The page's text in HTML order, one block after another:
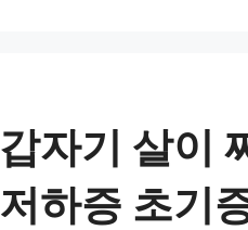
갑자기 살이
저하증 초기